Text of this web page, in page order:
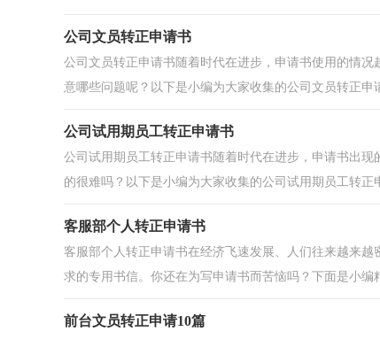
公司文员转正申请书
公司文员转正申请书随着时代在进步，申请书使用的情
意哪些问题呢？以下是小编为大家收集的公司文员转正申
公司试用期员工转正申请书
公司试用期员工转正申请书随着时代在进步，申请书出
的很难吗？以下是小编为大家收集的公司试用期员工转正
客服部个人转正申请书
客服部个人转正申请书在经济飞速发展、人们往来越来
求的专用书信。你还在为写申请书而苦恼吗？下面是小编
前台文员转正申请10篇